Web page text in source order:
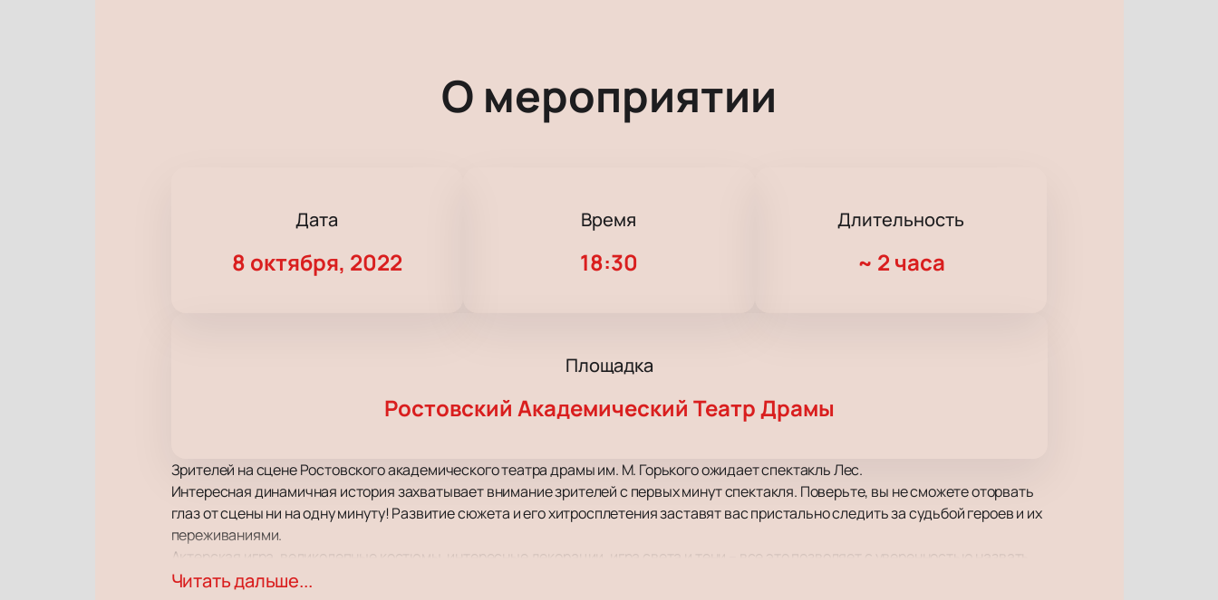
О мероприятии
Дата
8 октября, 2022
Время
18:30
Длительность
~ 2 часа
Площадка
Ростовский Академический Театр Драмы
Зрителей на сцене Ростовского академического театра драмы им. М. Горького ожидает спектакль Лес.
Интересная динамичная история захватывает внимание зрителей с первых минут спектакля. Поверьте, вы не сможете оторвать
глаз от сцены ни на одну минуту! Развитие сюжета и его хитросплетения заставят вас пристально следить за судьбой героев и их
переживаниями.
Актерская игра, великолепные костюмы, интересные декорации, игра света и тени – все это позволяет с уверенностью назвать
спектакль образцом произведения с высочайшим уровнем художественного оформления.
Читать дальше...